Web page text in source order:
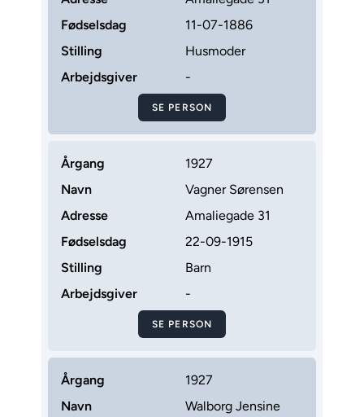
Fødselsdag
11-07-1886
Stilling
Husmoder
Arbejdsgiver
-
SE PERSON
Årgang
1927
Navn
Vagner Sørensen
Adresse
Amaliegade 31
Fødselsdag
22-09-1915
Stilling
Barn
Arbejdsgiver
-
SE PERSON
Årgang
1927
Navn
Walborg Jensine